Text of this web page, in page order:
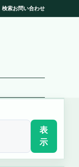
検索お問い合わせ
表
示